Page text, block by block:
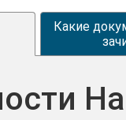
Какие